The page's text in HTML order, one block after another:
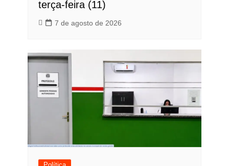
terça-feira (11)
7 de agosto de 2026